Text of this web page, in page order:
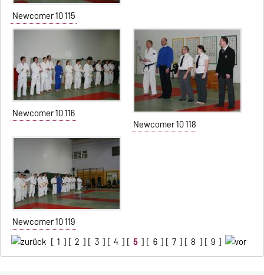
Newcomer 10 115
Newcomer 10 116
Newcomer 10 118
Newcomer 10 119
[ 1 ] [ 2 ] [ 3 ] [ 4 ] [ 5 ] [ 6 ] [ 7 ] [ 8 ] [ 9 ]